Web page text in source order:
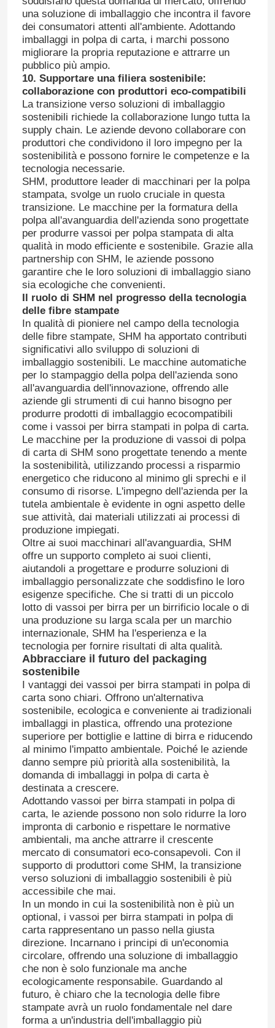
una soluzione di imballaggio che incontra il favore
dei consumatori attenti all'ambiente. Adottando
imballaggi in polpa di carta, i marchi possono
migliorare la propria reputazione e attrarre un
pubblico più ampio.
10. Supportare una filiera sostenibile:
collaborazione con produttori eco-compatibili
La transizione verso soluzioni di imballaggio
sostenibili richiede la collaborazione lungo tutta la
supply chain. Le aziende devono collaborare con
produttori che condividono il loro impegno per la
sostenibilità e possono fornire le competenze e la
tecnologia necessarie.
SHM, produttore leader di macchinari per la polpa
stampata, svolge un ruolo cruciale in questa
transizione. Le macchine per la formatura della
polpa all'avanguardia dell'azienda sono progettate
per produrre vassoi per polpa stampata di alta
qualità in modo efficiente e sostenibile. Grazie alla
partnership con SHM, le aziende possono
garantire che le loro soluzioni di imballaggio siano
sia ecologiche che convenienti.
Il ruolo di SHM nel progresso della tecnologia
delle fibre stampate
In qualità di pioniere nel campo della tecnologia
delle fibre stampate, SHM ha apportato contributi
significativi allo sviluppo di soluzioni di
imballaggio sostenibili. Le macchine automatiche
per lo stampaggio della polpa dell'azienda sono
all'avanguardia dell'innovazione, offrendo alle
aziende gli strumenti di cui hanno bisogno per
produrre prodotti di imballaggio ecocompatibili
come i vassoi per birra stampati in polpa di carta.
Le macchine per la produzione di vassoi di polpa
di carta di SHM sono progettate tenendo a mente
la sostenibilità, utilizzando processi a risparmio
energetico che riducono al minimo gli sprechi e il
consumo di risorse. L'impegno dell'azienda per la
tutela ambientale è evidente in ogni aspetto delle
sue attività, dai materiali utilizzati ai processi di
produzione impiegati.
Oltre ai suoi macchinari all'avanguardia, SHM
offre un supporto completo ai suoi clienti,
aiutandoli a progettare e produrre soluzioni di
imballaggio personalizzate che soddisfino le loro
esigenze specifiche. Che si tratti di un piccolo
lotto di vassoi per birra per un birrificio locale o di
una produzione su larga scala per un marchio
internazionale, SHM ha l'esperienza e la
tecnologia per fornire risultati di alta qualità.
Abbracciare il futuro del packaging
sostenibile
I vantaggi dei vassoi per birra stampati in polpa di
carta sono chiari. Offrono un'alternativa
sostenibile, ecologica e conveniente ai tradizionali
imballaggi in plastica, offrendo una protezione
superiore per bottiglie e lattine di birra e riducendo
al minimo l'impatto ambientale. Poiché le aziende
danno sempre più priorità alla sostenibilità, la
domanda di imballaggi in polpa di carta è
destinata a crescere.
Adottando vassoi per birra stampati in polpa di
carta, le aziende possono non solo ridurre la loro
impronta di carbonio e rispettare le normative
ambientali, ma anche attrarre il crescente
mercato di consumatori eco-consapevoli. Con il
supporto di produttori come SHM, la transizione
verso soluzioni di imballaggio sostenibili è più
accessibile che mai.
In un mondo in cui la sostenibilità non è più un
optional, i vassoi per birra stampati in polpa di
carta rappresentano un passo nella giusta
direzione. Incarnano i principi di un'economia
circolare, offrendo una soluzione di imballaggio
che non è solo funzionale ma anche
ecologicamente responsabile. Guardando al
futuro, è chiaro che la tecnologia delle fibre
stampate avrà un ruolo fondamentale nel dare
forma a un'industria dell'imballaggio più